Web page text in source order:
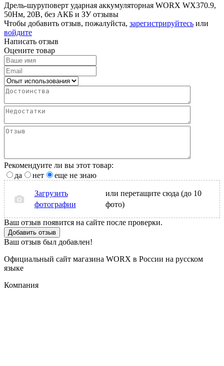
Дрель-шуруповерт ударная аккумуляторная WORX WX370.9,
50Нм, 20В, без АКБ и ЗУ отзывы
Чтобы добавить отзыв, пожалуйста, зарегистрируйтесь или
войдите
Написать отзыв
Оцените товар
Рекомендуите ли вы этот товар:
да
нет еще не знаю
Загрузить
фотографии
или перетащите сюда (до 10
фото)
Ваш отзыв появится на сайте после проверки.
Добавить отзыв
Ваш отзыв был добавлен!
Официальный сайт магазина WORX в России на русском
языке
Компания